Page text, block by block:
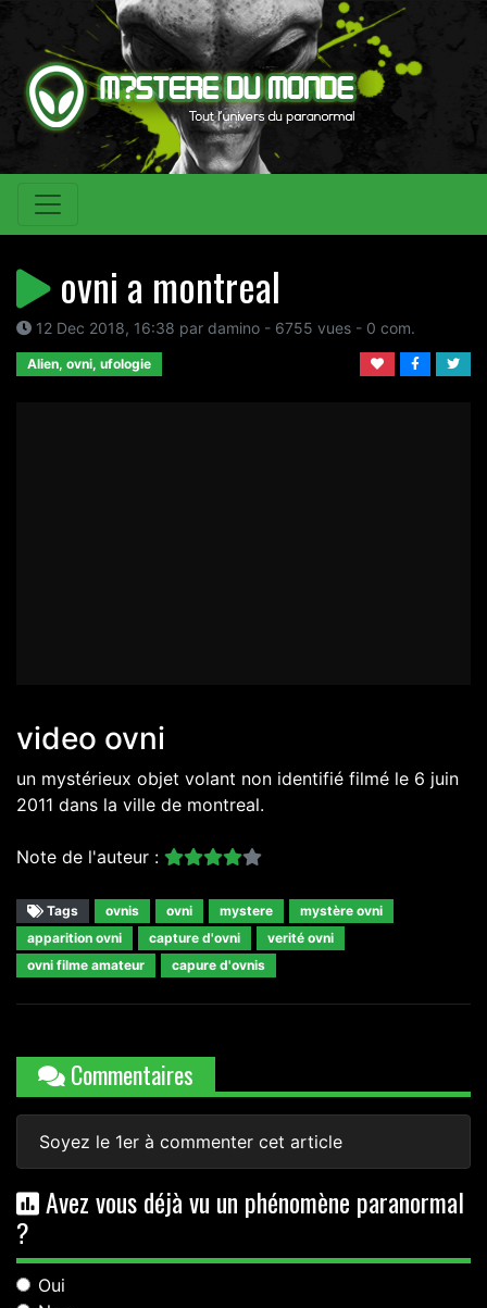
ovni a montreal
12 Dec 2018, 16:38 par damino - 6755 vues - 0 com.
Alien, ovni, ufologie
video ovni
un mystérieux objet volant non identifié filmé le 6 juin
2011 dans la ville de montreal.
Note de l'auteur :
Tags ovnis ovni mystere
mystère ovni
apparition ovni
capture d'ovni
verité ovni
ovni filme amateur
capure d'ovnis
Commentaires
Soyez le 1er à commenter cet article
Avez vous déjà vu un phénomène paranormal
?
Oui